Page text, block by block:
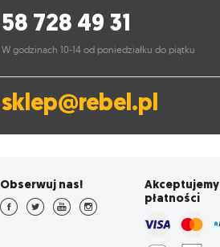
58 728 49 31
W godzinach 10-14 od poniedziałku do piątku
sklep@rebel.pl
Obserwuj nas!
Akceptujemy
płatności